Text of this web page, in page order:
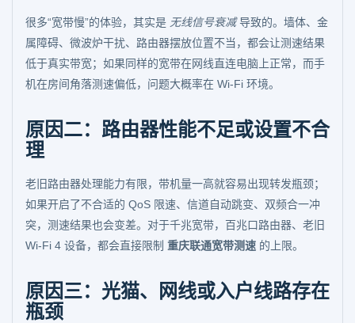
很多“宽带慢”的体验，其实是 无线信号衰减导致的。墙体、金
属障碍、微波炉干扰、路由器摆放位置不当，都会让测速结果
低于真实带宽；如果同样的宽带在网线直连电脑上正常，而手
机在房间角落测速偏低，问题大概率在 Wi-Fi 环境。
原因二：路由器性能不足或设置不合
理
老旧路由器处理能力有限，带机量一高就容易出现转发瓶颈；
如果开启了不合适的 QoS 限速、信道自动跳变、双频合一冲
突，测速结果也会变差。对于千兆宽带，百兆口路由器、老旧
Wi-Fi 4 设备，都会直接限制 重庆联通宽带测速 的上限。
原因三：光猫、网线或入户线路存在
瓶颈